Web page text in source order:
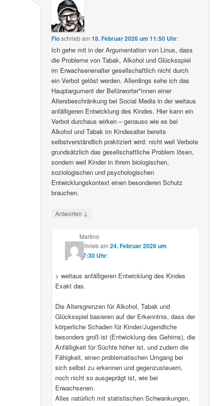
Floschriebam18. Februar 2026 um 11:50 Uhr:
Ich gehe mit in der Argumentation von Linus, dass
die Probleme von Tabak, Alkohol und Glücksspiel
im Erwachsenenalter gesellschaftlich nicht durch
ein Verbot gelöst werden. Allerdings sehe ich das
Hauptargument der Befürworter*innen einer
Altersbeschränkung bei Social Media in der weitaus
anfälligeren Entwicklung des Kindes. Hier kann ein
Verbot durchaus wirken – genauso wie es bei
Alkohol und Tabak im Kindesalter bereits
selbstverständlich praktiziert wird: nicht weil Verbote
grundsätzlich das gesellschaftliche Problem lösen,
sondern weil Kinder in ihrem biologischen,
soziologischen und psychologischen
Entwicklungskontext einen besonderen Schutz
brauchen.
Antworten ↓
Martino
schriebam 24. Februar 2026 um
07:30 Uhr:
> weitaus anfälligeren Entwicklung des Kindes
Exakt das.
Die Altersgrenzen für Alkohol, Tabak und
Glücksspiel basieren auf der Erkenntnis, dass der
körperliche Schaden für Kinder/Jugendliche
besonders groß ist (Entwicklung des Gehirns), die
Anfälligkeit für Süchte höher ist, und zudem die
Fähigkeit, einen problematischen Umgang bei
sich selbst zu erkennen und gegenzusteuern,
noch nicht so ausgeprägt ist, wie bei
Erwachsenen.
Alles natürlich mit statistischen Schwankungen,